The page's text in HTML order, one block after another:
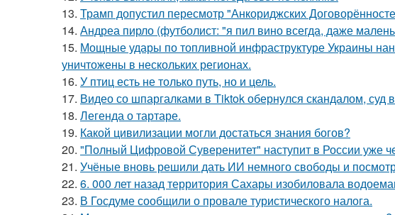
13. Трамп допустил пересмотр "Анкориджских
14. Андреа пирло (футболист: "я пил вино всегда, даже
15. Мощные удары по топливной инфраструктуре Украины
уничтожены в нескольких регионах.
16. У птиц есть не только путь, но и цель.
17. Видео со шпаргалками в Tiktok обернулся скандалом, суд
18. Легенда о тартаре.
19. Какой цивилизации могли достаться знания богов?
20. "Полный Цифровой Суверенитет" наступит в России уже
21. Учёные вновь решили дать ИИ немного свободы и
22. 6. 000 лет назад территория Сахары изобиловала
23. В Госдуме сообщили о провале туристического налога.